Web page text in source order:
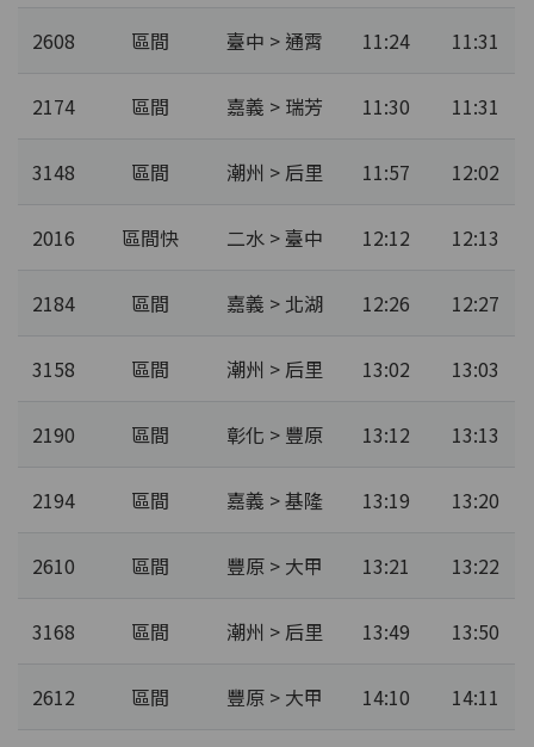
2608 區間 臺中 > 通霄 11:24 11:31
2174 區間 嘉義 > 瑞芳 11:30 11:31
3148 區間 潮州 > 后里 11:57 12:02
2016 區間快 二水 > 臺中 12:12 12:13
2184 區間 嘉義 > 北湖 12:26 12:27
3158 區間 潮州 > 后里 13:02 13:03
2190 區間 彰化 > 豐原 13:12 13:13
2194 區間 嘉義 > 基隆 13:19 13:20
2610 區間 豐原 > 大甲 13:21 13:22
3168 區間 潮州 > 后里 13:49 13:50
2612 區間 豐原 > 大甲 14:10 14:11